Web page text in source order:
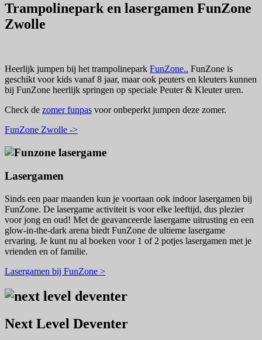
Trampolinepark en lasergamen FunZone
Zwolle
Heerlijk jumpen bij het trampolinepark FunZone.. FunZone is
geschikt voor kids vanaf 8 jaar, maar ook peuters en kleuters kunnen
bij FunZone heerlijk springen op speciale Peuter & Kleuter uren.
Check de zomer funpas voor onbeperkt jumpen deze zomer.
FunZone Zwolle ->
Lasergamen
Sinds een paar maanden kun je voortaan ook indoor lasergamen bij
FunZone. De lasergame activiteit is voor elke leeftijd, dus plezier
voor jong en oud! Met de geavanceerde lasergame uitrusting en een
glow-in-the-dark arena biedt FunZone de ultieme lasergame
ervaring. Je kunt nu al boeken voor 1 of 2 potjes lasergamen met je
vrienden en of familie.
Lasergamen bij FunZone >
Next Level Deventer